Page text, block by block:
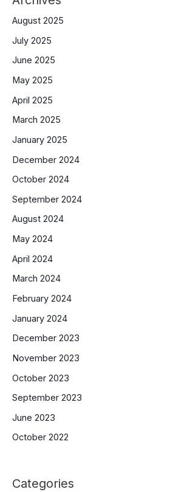
August 2025
July 2025
June 2025
May 2025
April 2025
March 2025
January 2025
December 2024
October 2024
September 2024
August 2024
May 2024
April 2024
March 2024
February 2024
January 2024
December 2023
November 2023
October 2023
September 2023
June 2023
October 2022
Categories